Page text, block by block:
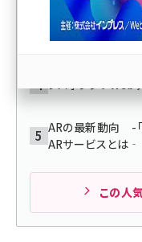
llmo (1167)
マーク・ザッカー
イルの進化が社会
レスポンシブWeb
ARの最新動向 -「
ARサービスとは‐
この人